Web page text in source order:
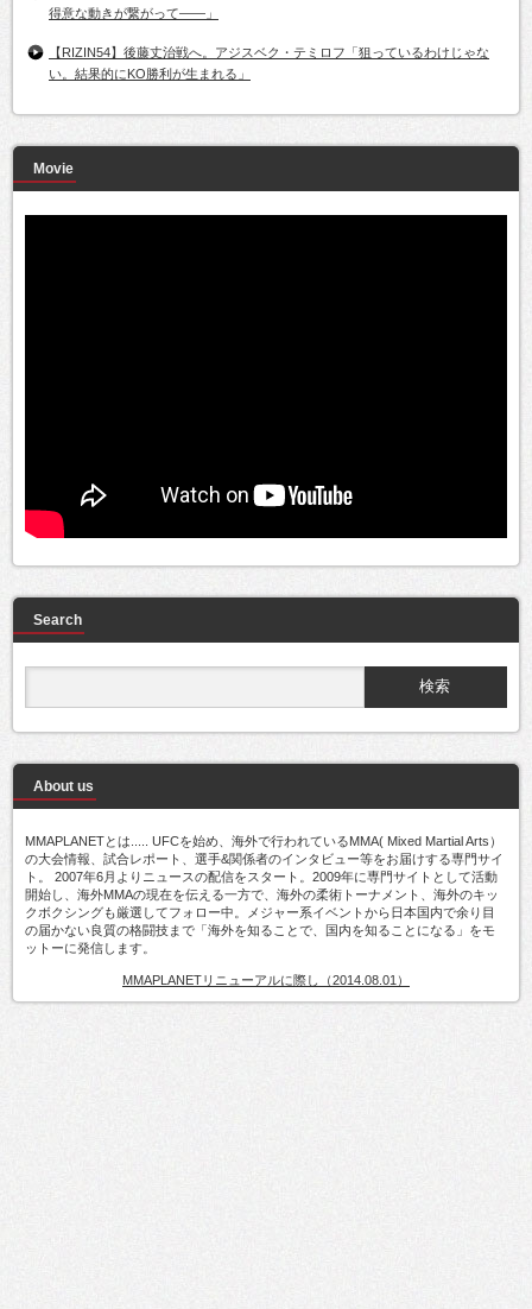
得意な動きが繋がって――」
【RIZIN54】後藤丈治戦へ。アジスベク・テミロフ「狙っているわけじゃな
い。結果的にKO勝利が生まれる」
Movie
Search
About us
MMAPLANETとは..... UFCを始め、海外で行われているMMA( Mixed Martial Arts）
の大会情報、試合レポート、選手&関係者のインタビュー等をお届けする専門サイ
ト。 2007年6月よりニュースの配信をスタート。2009年に専門サイトとして活動
開始し、海外MMAの現在を伝える一方で、海外の柔術トーナメント、海外のキッ
クボクシングも厳選してフォロー中。メジャー系イベントから日本国内で余り目
の届かない良質の格闘技まで「海外を知ることで、国内を知ることになる」をモ
ットーに発信します。
MMAPLANETリニューアルに際し（2014.08.01）